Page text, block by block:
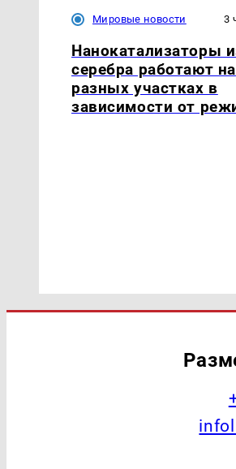
Мировые новости 3
Нанокатализаторы
серебра работают на
разных участках в
зависимости от